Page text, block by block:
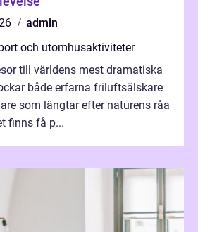
admin
och utomhusaktiviteter
till världens mest dramatiska
både erfarna friluftsälskare
som längtar efter naturens råa
finns få p...